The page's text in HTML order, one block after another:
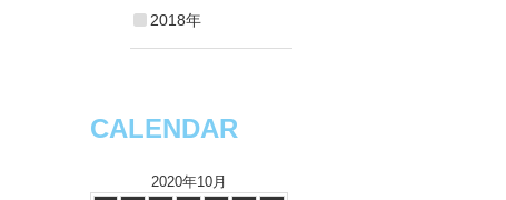
2018年
CALENDAR
2020年10月